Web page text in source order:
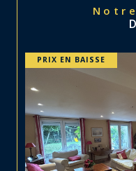
PRIX EN BAISSE